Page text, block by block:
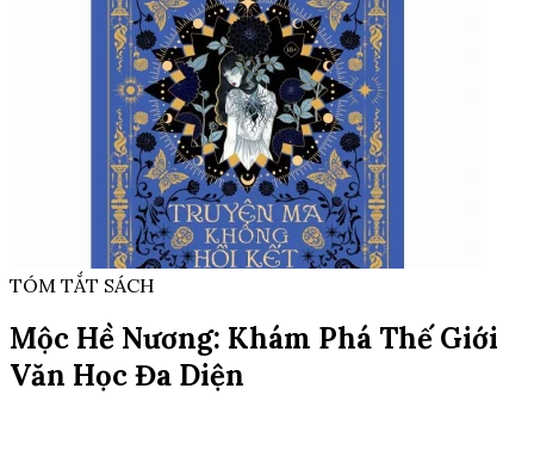
TÓM TẮT SÁCH
Mộc Hề Nương: Khám Phá Thế Giới
Văn Học Đa Diện